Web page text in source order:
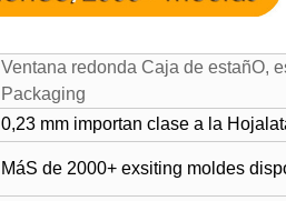
Ventana redonda Caja de estañO,
Packaging
0,23 mm importan clase a la
MáS de 2000+ exsiting moldes